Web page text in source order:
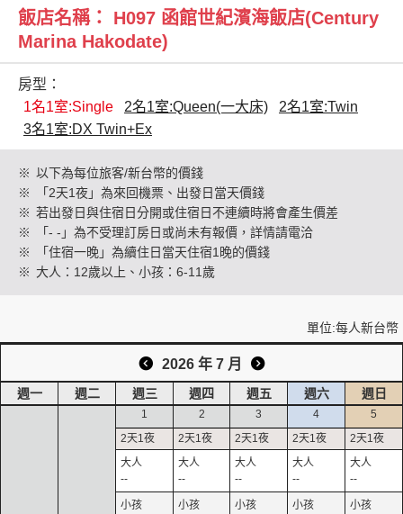
創造旅遊
飯店名稱： H097 函館世紀濱海飯店(Century
Marina Hakodate)
房型：
1名1室:Single
2名1室:Queen(一大床)
2名1室:Twin
3名1室:DX Twin+Ex
※ 以下為每位旅客/新台幣的價錢
※
「2天1夜」為來回機票、出發日當天價錢
※ 若出發日與住宿日分開或住宿日不連續時將會產生價差
※
「- -」為不受理訂房日或尚未有報價，詳情請電洽
※
「住宿一晚」為續住日當天住宿1晚的價錢
※ 大人：12歲以上、小孩：6-11歲
單位:每人新台幣
2026 年 7 月
週一 週二 週三 週四 週五 週六 週日
1
--
2
--
3
--
4
--
5
--